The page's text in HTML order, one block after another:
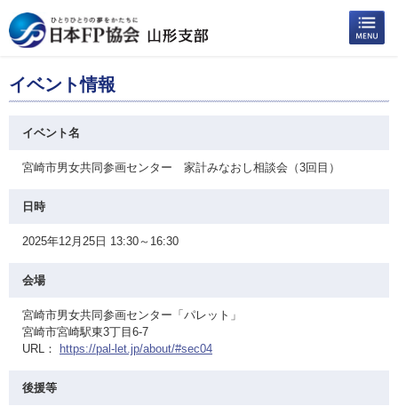
イベント情報
イベント名
宮崎市男女共同参画センター 家計みなおし相談会（3回目）
日時
2025年12月25日 13:30～16:30
会場
宮崎市男女共同参画センター「パレット」
宮崎市宮崎駅東3丁目6-7
URL：
https://pal-let.jp/about/#sec04
後援等